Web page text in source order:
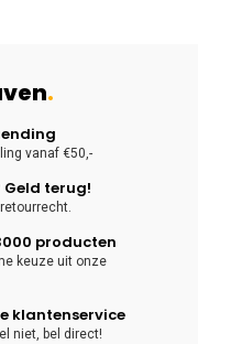
.
vanaf €50,-
Geld terug!
producten
keuze uit onze
klantenservice
niet, bel direct!